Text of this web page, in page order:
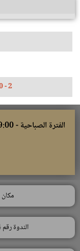
- 2
الندوة رقم 44 : ندوة الجامعة السعودية الإلكترونية